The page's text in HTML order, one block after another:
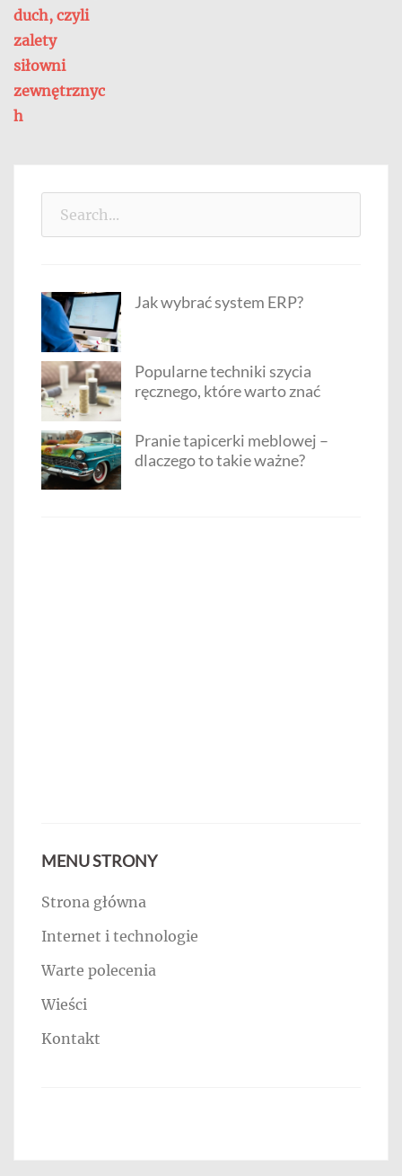
duch, czyli
zalety
siłowni
zewnętrznyc
h
Jak wybrać system ERP?
Popularne techniki szycia
ręcznego, które warto znać
Pranie tapicerki meblowej –
dlaczego to takie ważne?
MENU STRONY
Strona główna
Internet i technologie
Warte polecenia
Wieści
Kontakt